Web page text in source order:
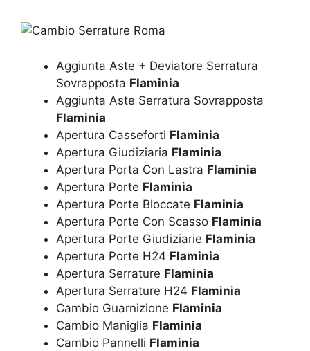
Aggiunta Aste + Deviatore Serratura
Sovrapposta Flaminia
Aggiunta Aste Serratura Sovrapposta
Flaminia
Apertura Casseforti Flaminia
Apertura Giudiziaria Flaminia
Apertura Porta Con Lastra Flaminia
Apertura Porte Flaminia
Apertura Porte Bloccate Flaminia
Apertura Porte Con Scasso Flaminia
Apertura Porte Giudiziarie Flaminia
Apertura Porte H24 Flaminia
Apertura Serrature Flaminia
Apertura Serrature H24 Flaminia
Cambio Guarnizione Flaminia
Cambio Maniglia Flaminia
Cambio Pannelli Flaminia